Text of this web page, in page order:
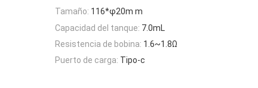
Tamaño: 116*φ20m m
Capacidad del tanque: 7.0mL
Resistencia de bobina: 1.6~1.8Ω
Puerto de carga: Tipo-c